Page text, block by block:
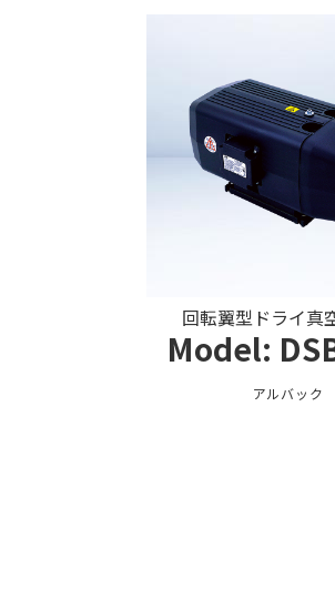
回転翼型ドライ真
Model:
アルバック